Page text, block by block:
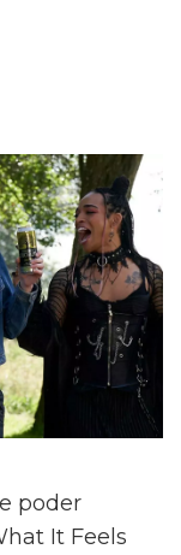
poder
It Feels